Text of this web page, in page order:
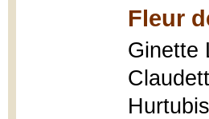
Fleur
Ginette